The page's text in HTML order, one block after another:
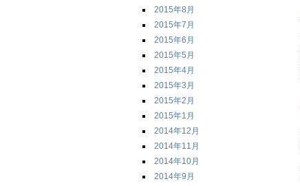
2015年8月
2015年7月
2015年6月
2015年5月
2015年4月
2015年3月
2015年2月
2015年1月
2014年12月
2014年11月
2014年10月
2014年9月